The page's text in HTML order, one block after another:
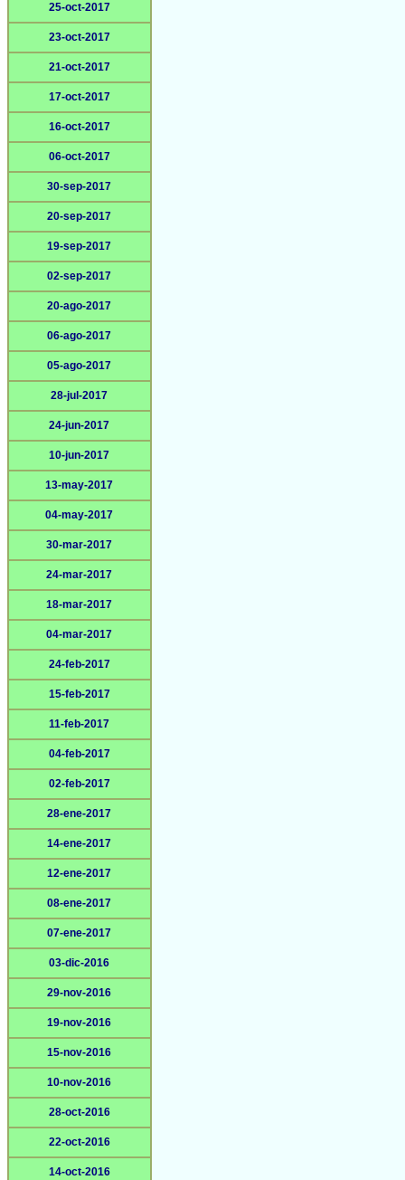
25-oct-2017
23-oct-2017
21-oct-2017
17-oct-2017
16-oct-2017
06-oct-2017
30-sep-2017
20-sep-2017
19-sep-2017
02-sep-2017
20-ago-2017
06-ago-2017
05-ago-2017
28-jul-2017
24-jun-2017
10-jun-2017
13-may-2017
04-may-2017
30-mar-2017
24-mar-2017
18-mar-2017
04-mar-2017
24-feb-2017
15-feb-2017
11-feb-2017
04-feb-2017
02-feb-2017
28-ene-2017
14-ene-2017
12-ene-2017
08-ene-2017
07-ene-2017
03-dic-2016
29-nov-2016
19-nov-2016
15-nov-2016
10-nov-2016
28-oct-2016
22-oct-2016
14-oct-2016